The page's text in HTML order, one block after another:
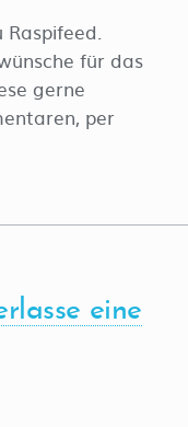
für das
gerne
per
eine